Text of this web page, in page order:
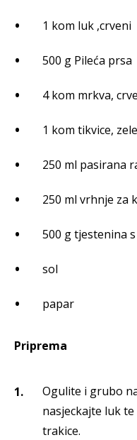
1 kom luk ,crveni
500 g Pileća prsa
4 kom mrkva,
1 kom tikvice,
250 ml pasirana
250 ml vrhnje za
500 g tjestenina
sol
papar
Priprema
Ogulite i grubo
nasjeckajte luk
trakice.